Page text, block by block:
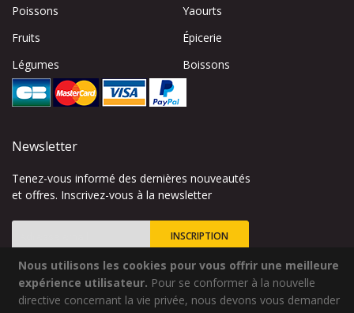
Nous utilisons les cookies pour vous offrir une meilleure
expérience utilisateur. Pour se conformer à la nouvelle
directive concernant la vie privée, nous devons vous demander
Poissons
Fruits
Légumes
Yaourts
Épicerie
Boissons
Newsletter
Tenez-vous informé des dernières nouveautés
et offres. Inscrivez-vous à la newsletter
Inscription
notre
INSCRIPTION